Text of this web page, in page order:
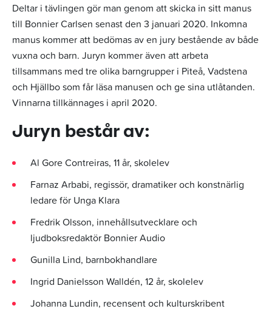
Deltar i tävlingen gör man genom att skicka in sitt manus
till Bonnier Carlsen senast den 3 januari 2020. Inkomna
manus kommer att bedömas av en jury bestående av både
vuxna och barn. Juryn kommer även att arbeta
tillsammans med tre olika barngrupper i Piteå, Vadstena
och Hjällbo som får läsa manusen och ge sina utlåtanden.
Vinnarna tillkännages i april 2020.
Juryn består av:
Al Gore Contreiras, 11 år, skolelev
Farnaz Arbabi, regissör, dramatiker och konstnärlig
ledare för Unga Klara
Fredrik Olsson, innehållsutvecklare och
ljudboksredaktör Bonnier Audio
Gunilla Lind, barnbokhandlare
Ingrid Danielsson Walldén, 12 år, skolelev
Johanna Lundin, recensent och kulturskribent